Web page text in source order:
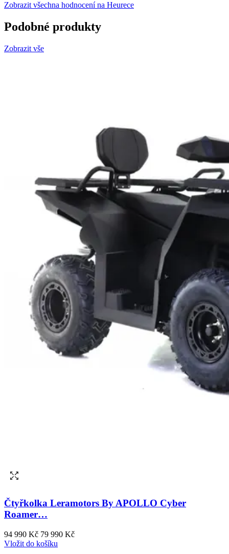
Zobrazit všechna hodnocení na Heurece
Podobné produkty
Zobrazit vše
Čtyřkolka Leramotors By APOLLO Cyber
Roamer…
94 990 Kč 79 990 Kč
Vložit do košíku